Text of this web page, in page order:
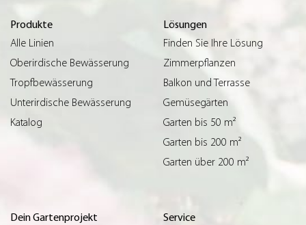
Produkte
Alle Linien
Oberirdische Bewässerung
Tropfbewässerung
Unterirdische Bewässerung
Katalog
Lösungen
Finden Sie Ihre Lösung
Zimmerpflanzen
Balkon und Terrasse
Gemüsegärten
Garten bis 50 m²
Garten bis 200 m²
Garten über 200 m²
Dein Gartenprojekt
Service